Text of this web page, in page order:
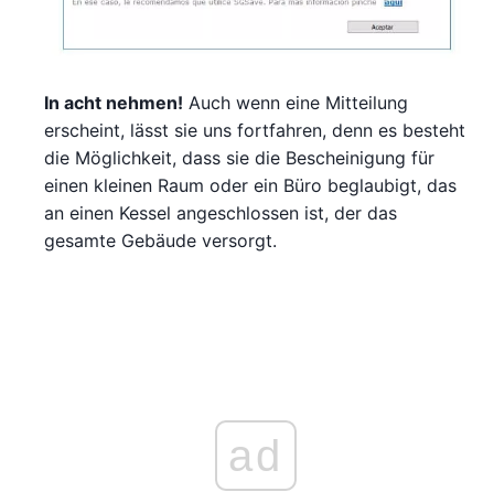
In acht nehmen! Auch wenn eine Mitteilung
erscheint, lässt sie uns fortfahren, denn es besteht
die Möglichkeit, dass sie die Bescheinigung für
einen kleinen Raum oder ein Büro beglaubigt, das
an einen Kessel angeschlossen ist, der das
gesamte Gebäude versorgt.
ad